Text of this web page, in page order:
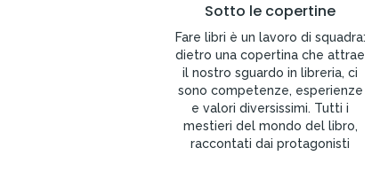
Sotto le copertine
Fare libri è un lavoro di squadra:
dietro una copertina che attrae
il nostro sguardo in libreria, ci
sono competenze, esperienze
e valori diversissimi. Tutti i
mestieri del mondo del libro,
raccontati dai protagonisti